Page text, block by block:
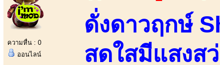
ความหื่น : 0
ออนไลน์
ดั่งดาวฤกษ์
สดใสมีแสงส